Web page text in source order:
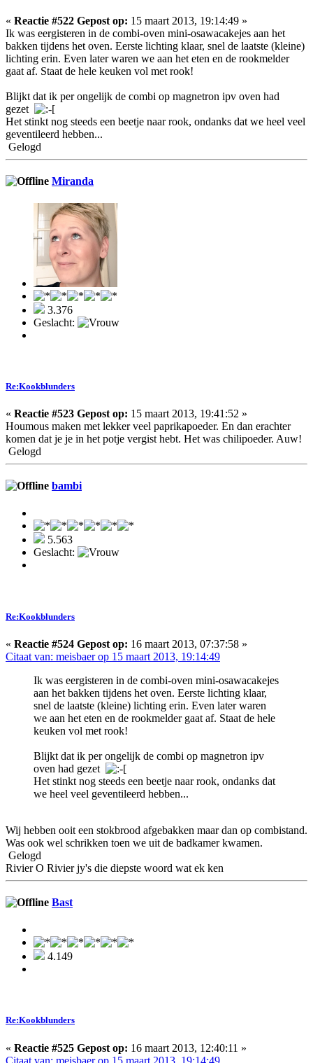
« Reactie #522 Gepost op: 15 maart 2013, 19:14:49 »
Ik was eergisteren in de combi-oven mini-osawacakejes aan het
bakken tijdens het oven. Eerste lichting klaar, snel de laatste (kleine)
lichting erin. Even later waren we aan het eten en de rookmelder
gaat af. Staat de hele keuken vol met rook!
Blijkt dat ik per ongelijk de combi op magnetron ipv oven had
gezet
Het stinkt nog steeds een beetje naar rook, ondanks dat we heel veel
geventileerd hebben...
Gelogd
Miranda
3.376
Geslacht:
Re:Kookblunders
« Reactie #523 Gepost op: 15 maart 2013, 19:41:52 »
Houmous maken met lekker veel paprikapoeder. En dan erachter
komen dat je je in het potje vergist hebt. Het was chilipoeder. Auw!
Gelogd
bambi
5.563
Geslacht:
Re:Kookblunders
« Reactie #524 Gepost op: 16 maart 2013, 07:37:58 »
Citaat van: meisbaer op 15 maart 2013, 19:14:49
Ik was eergisteren in de combi-oven mini-osawacakejes
aan het bakken tijdens het oven. Eerste lichting klaar,
snel de laatste (kleine) lichting erin. Even later waren
we aan het eten en de rookmelder gaat af. Staat de hele
keuken vol met rook!
Blijkt dat ik per ongelijk de combi op magnetron ipv
oven had gezet
Het stinkt nog steeds een beetje naar rook, ondanks dat
we heel veel geventileerd hebben...
Wij hebben ooit een stokbrood afgebakken maar dan op combistand.
Was ook wel schrikken toen we uit de badkamer kwamen.
Gelogd
Rivier O Rivier jy's die diepste woord wat ek ken
Bast
4.149
Re:Kookblunders
« Reactie #525 Gepost op: 16 maart 2013, 12:40:11 »
Citaat van: meisbaer op 15 maart 2013, 19:14:49